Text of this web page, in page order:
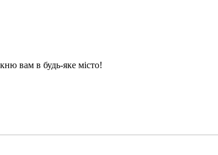
вам в будь-яке місто!